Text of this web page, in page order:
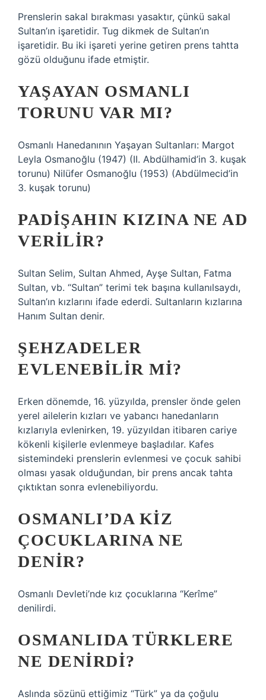
Prenslerin sakal bırakması yasaktır, çünkü sakal
Sultan’ın işaretidir. Tug dikmek de Sultan’ın
işaretidir. Bu iki işareti yerine getiren prens tahtta
gözü olduğunu ifade etmiştir.
YAŞAYAN OSMANLI
TORUNU VAR MI?
Osmanlı Hanedanının Yaşayan Sultanları: Margot
Leyla Osmanoğlu (1947) (II. Abdülhamid’in 3. kuşak
torunu) Nilüfer Osmanoğlu (1953) (Abdülmecid’in
3. kuşak torunu)
PADIŞAHIN KIZINA NE AD
VERILIR?
Sultan Selim, Sultan Ahmed, Ayşe Sultan, Fatma
Sultan, vb. “Sultan” terimi tek başına kullanılsaydı,
Sultan’ın kızlarını ifade ederdi. Sultanların kızlarına
Hanım Sultan denir.
ŞEHZADELER
EVLENEBILIR MI?
Erken dönemde, 16. yüzyılda, prensler önde gelen
yerel ailelerin kızları ve yabancı hanedanların
kızlarıyla evlenirken, 19. yüzyıldan itibaren cariye
kökenli kişilerle evlenmeye başladılar. Kafes
sistemindeki prenslerin evlenmesi ve çocuk sahibi
olması yasak olduğundan, bir prens ancak tahta
çıktıktan sonra evlenebiliyordu.
OSMANLI’DA KIZ
ÇOCUKLARINA NE
DENIR?
Osmanlı Devleti’nde kız çocuklarına “Kerîme”
denilirdi.
OSMANLIDA TÜRKLERE
NE DENIRDI?
Aslında sözünü ettiğimiz “Türk” ya da çoğulu